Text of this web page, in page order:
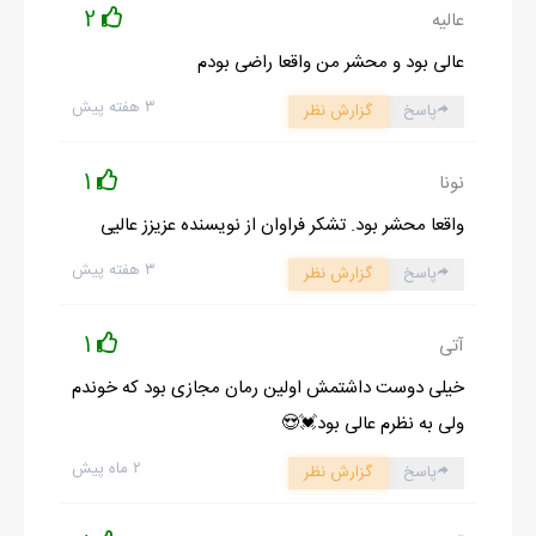
توجهم به زن سن و سال گذشته‌ای که با دستان پر، سردرگم اطراف را از
نظر می‌گذراند.
سر تا پایش را رصد کردم.
وجب به وجب لباس‌های تنش، مخصوصا آن کت چرم خز دار اصلش
فاخر بودنش را به رخ می‌کشید.
کنج لبم شیطانی بالا رفت.
قبل از اینکه بهش نزدیک بشم.
ماسک سیاه رنگم را از جلوی کوله‌ام برداشتم.
چاقو کوچک ضامن دارم را از جیب جلوی هودی‌ام برداشتم.
عالیه 2
عالی بود و محشر من واقعا راضی بودم
۳ هفته پیش پاسخ گزارش نظر
نونا 1
واقعا محشر بود. تشکر فراوان از نویسنده عزیزز عالیی
۳ هفته پیش پاسخ گزارش نظر
آتی 1
خیلی دوست داشتمش اولین رمان مجازی بود که خوندم
ولی به نظرم عالی بود💓😍
۲ ماه پیش پاسخ گزارش نظر